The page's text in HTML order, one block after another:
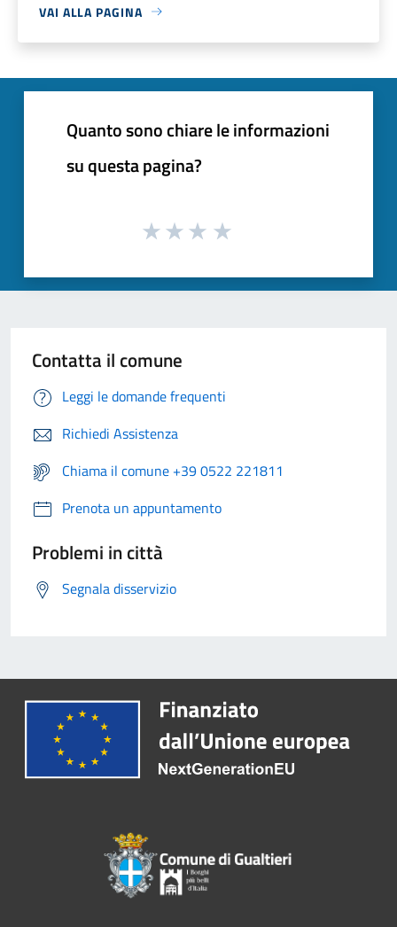
VAI ALLA PAGINA
Quanto sono chiare le informazioni
su questa pagina?
Contatta il comune
Leggi le domande frequenti
Richiedi Assistenza
Chiama il comune +39 0522 221811
Prenota un appuntamento
Problemi in città
Segnala disservizio